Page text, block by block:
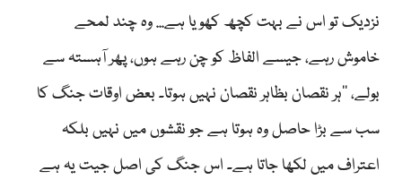
نزدیک تو اس نے بہت کچھ کھویا ہے... وہ چند لمحے
خاموش رہے، جیسے الفاظ کو چن رہے ہوں، پھر آہستہ سے
بولے، ’’ہر نقصان بظاہر نقصان نہیں ہوتا۔ بعض اوقات جنگ کا
سب سے بڑا حاصل وہ ہوتا ہے جو نقشوں میں نہیں بلکہ
اعتراف میں لکھا جاتا ہے۔ اس جنگ کی اصل جیت یہ ہے